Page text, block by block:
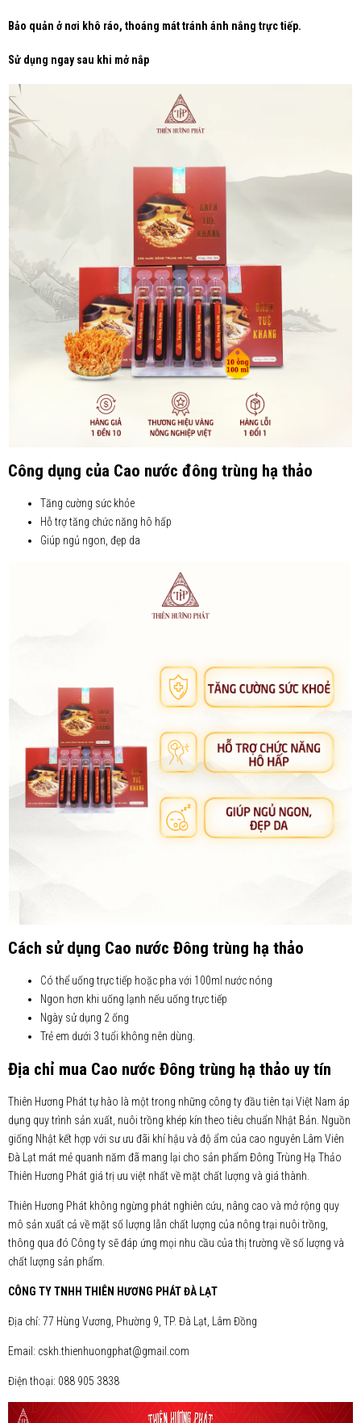
Bảo quản ở nơi khô ráo, thoáng mát tránh ánh nắng trực tiếp.
Sử dụng ngay sau khi mở nắp
Công dụng của Cao nước đông trùng hạ thảo
Tăng cường sức khỏe
Hỗ trợ tăng chức năng hô hấp
Giúp ngủ ngon, đẹp da
Cách sử dụng Cao nước Đông trùng hạ thảo
Có thể uống trực tiếp hoặc pha với 100ml nước nóng
Ngon hơn khi uống lạnh nếu uống trực tiếp
Ngày sử dụng 2 ống
Trẻ em dưới 3 tuổi không nên dùng.
Địa chỉ mua Cao nước Đông trùng hạ thảo uy tín
Thiên Hương Phát tự hào là một trong những công ty đầu tiên tại Việt Nam áp
dụng quy trình sản xuất, nuôi trồng khép kín theo tiêu chuẩn Nhật Bản. Nguồn
giống Nhật kết hợp với sư ưu đãi khí hậu và độ ẩm của cao nguyên Lâm Viên
Đà Lạt mát mẻ quanh năm đã mang lại cho sản phẩm Đông Trùng Hạ Thảo
Thiên Hương Phát giá trị ưu việt nhất về mặt chất lượng và giá thành.
Thiên Hương Phát không ngừng phát nghiên cứu, nâng cao và mở rộng quy
mô sản xuất cả về mặt số lượng lẫn chất lượng của nông trại nuôi trồng,
thông qua đó Công ty sẽ đáp ứng mọi nhu cầu của thị trường về số lượng và
chất lượng sản phẩm.
CÔNG TY TNHH THIÊN HƯƠNG PHÁT ĐÀ LẠT
Địa chỉ: 77 Hùng Vương, Phường 9, TP. Đà Lạt, Lâm Đồng
Email: cskh.thienhuongphat@gmail.com
Điện thoại: 088 905 3838